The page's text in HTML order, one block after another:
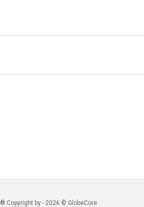
® Copyright by - 2026 © GlobeCore